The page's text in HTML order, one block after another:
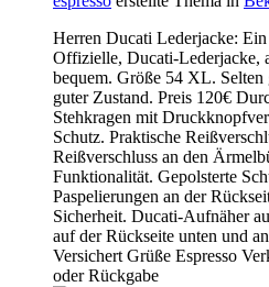
Herren Ducati Lederjacke:
Offizielle, Ducati-Lederjacke,
bequem. Größe 54 XL. Selten
guter Zustand. Preis 120€
Stehkragen mit
Schutz. Praktische
Reißverschluss an den
Funktionalität. Gepolsterte
Paspelierungen an der
Sicherheit. Ducati-Aufnäher
auf der Rückseite unten und
Versichert Grüße Espresso
oder Rückgabe